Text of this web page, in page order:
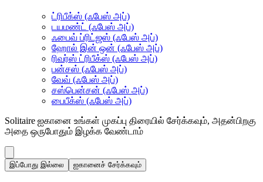
ட்ரிபீக்ஸ் (ஃபேஸ் அப்)
டயமண்ட் (ஃபேஸ் அப்)
ஃபைவ் ப்ரிட்ஜஸ் (ஃபேஸ் அப்)
ஹோல் இன் ஒன் (ஃபேஸ் அப்)
ரிவர்ஸ் ட்ரிபீக்ஸ் (ஃபேஸ் அப்)
பன்சஸ் (ஃபேஸ் அப்)
வேவ் (ஃபேஸ் அப்)
சஸ்பென்சன் (ஃபேஸ் அப்)
பைபீக்ஸ் (ஃபேஸ் அப்)
Solitaire ஐகானை உங்கள் முகப்பு திரையில் சேர்க்கவும், அதன்பிறகு
அதை ஒருபோதும் இழக்க வேண்டாம்
இப்போது இல்லை ஐகானைச் சேர்க்கவும்